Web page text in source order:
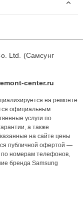
Ltd. (Самсунг
center.ru
на ремонте
официальным
услуги по
а также
на сайте цены
публичной офертой —
по номерам телефонов,
бренда Samsung